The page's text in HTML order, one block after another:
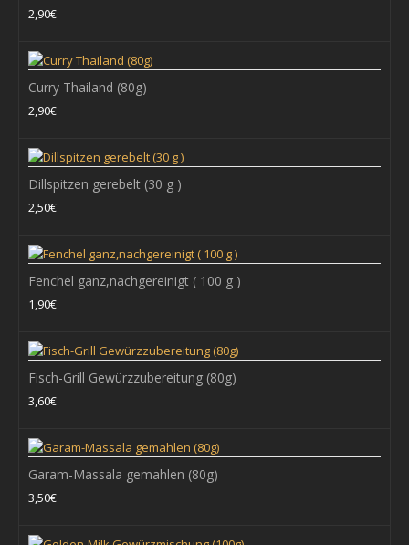
Curry Englisch (80g)
Bockshornklee, Salz, Chillies, Knoblauch..
2,90€
+ WARENKORB
Curry Indisch (80g)
eigene Herstellung Zutaten: SENFsaat, Kurkuma, Coriander,
Dextrose, Dill, Ingwer, Salz, Bockshornkle..
2,90€
2,90€
Curry Thailand (80g)
2,90€
Dillspitzen gerebelt (30 g )
2,50€
Fenchel ganz,nachgereinigt ( 100 g )
1,90€
Fisch-Grill Gewürzzubereitung (80g)
3,60€
Garam-Massala gemahlen (80g)
3,50€